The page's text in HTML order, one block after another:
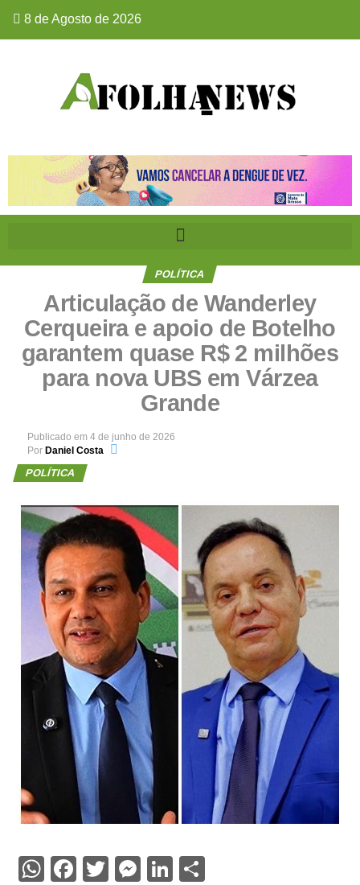
8 de Agosto de 2026
POLÍTICA
Articulação de Wanderley
Cerqueira e apoio de Botelho
garantem quase R$ 2 milhões
para nova UBS em Várzea
Grande
Publicado em 4 de junho de 2026
Por Daniel Costa
POLÍTICA
WhatsApp
Facebook
Twitter
Messenger
LinkedIn
Share